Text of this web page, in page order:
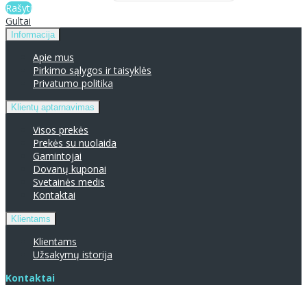
Rašyti
Gultai
Informacija
Apie mus
Pirkimo sąlygos ir taisyklės
Privatumo politika
Klientų aptarnavimas
Visos prekės
Prekės su nuolaida
Gamintojai
Dovanų kuponai
Svetainės medis
Kontaktai
Klientams
Klientams
Užsakymų istorija
Kontaktai